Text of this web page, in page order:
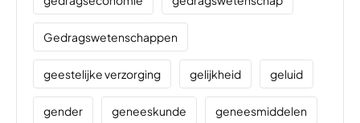
Gedragswetenschappen
geestelijke verzorging gelijkheid geluid
gender geneeskunde geneesmiddelen